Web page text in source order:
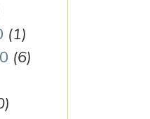
(1)
(6)